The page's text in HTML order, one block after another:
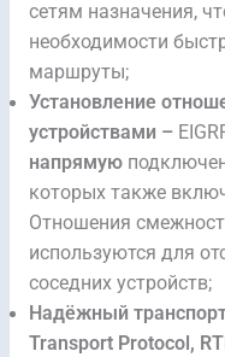
сетям назначения,
необходимости
маршруты;
Установление
устройствами –
напрямую
которых также
Отношения
используются для
соседних устройств;
Надёжный
Transport Protocol,